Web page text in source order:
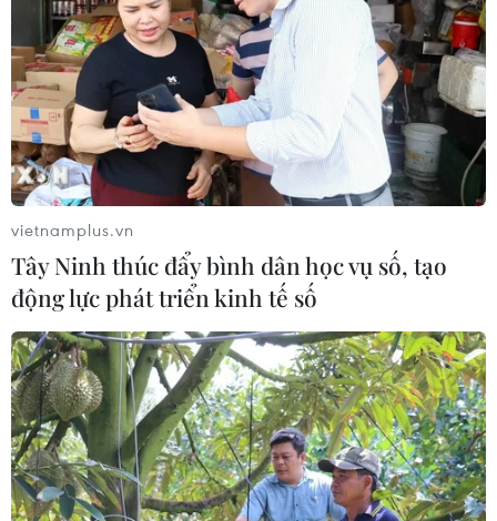
TIN CÙNG CHUYÊN MỤC
Cuộc tìm kiếm và vá lại những 'trái
tim lỗi '
07/08/2026 04:03
Hà Nội cảnh báo về việc sử dụng tế
bào gốc trong khám chữa bệnh, làm
đẹp
07/08/2026 03:03
Thắp lên hy vọng cho bệnh nhân
nghèo từ 'phòng khám 0 đồng' ở An
Giang
07/08/2026 02:00
vietnamplus.vn
Tây Ninh thúc đẩy bình dân học vụ số, tạo
động lực phát triển kinh tế số